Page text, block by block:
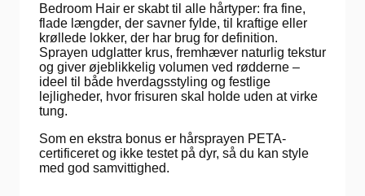
Bedroom Hair er skabt til alle hårtyper: fra fine,
flade længder, der savner fylde, til kraftige eller
krøllede lokker, der har brug for definition.
Sprayen udglatter krus, fremhæver naturlig tekstur
og giver øjeblikkelig volumen ved rødderne –
ideel til både hverdagsstyling og festlige
lejligheder, hvor frisuren skal holde uden at virke
tung.
Som en ekstra bonus er hårsprayen PETA-
certificeret og ikke testet på dyr, så du kan style
med god samvittighed.